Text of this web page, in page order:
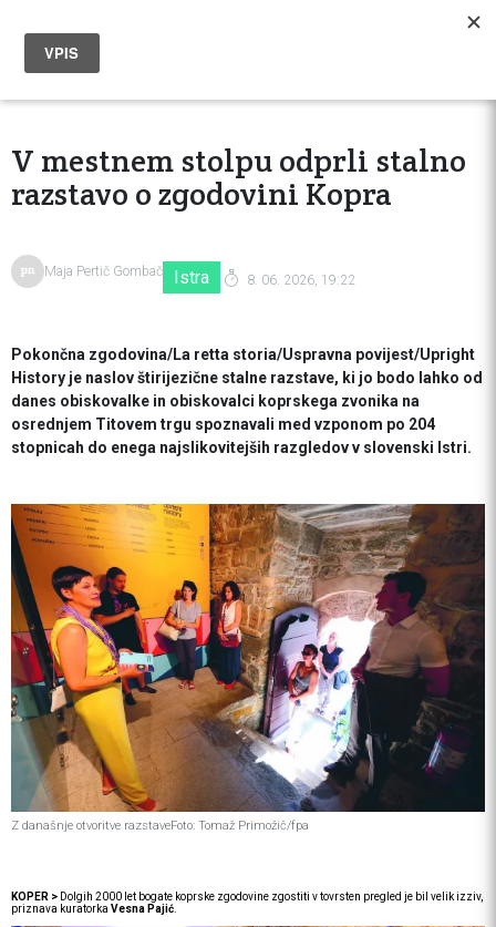
V mestnem stolpu odprli stalno
razstavo o zgodovini Kopra
Maja Pertič Gombač Istra 8. 06. 2026, 19:22
Pokončna zgodovina/La retta storia/Uspravna povijest/Upright
History je naslov štirijezične stalne razstave, ki jo bodo lahko od
danes obiskovalke in obiskovalci koprskega zvonika na
osrednjem Titovem trgu spoznavali med vzponom po 204
stopnicah do enega najslikovitejših razgledov v slovenski Istri.
Z današnje otvoritve razstaveFoto: Tomaž Primožič/fpa
KOPER > Dolgih 2000 let bogate koprske zgodovine zgostiti v tovrsten pregled je bil velik izziv,
priznava kuratorka Vesna Pajić